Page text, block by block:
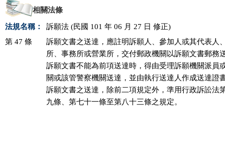
相關法條
法規名稱：
訴願法 (民國 101 年 06 月 27 日 修正)
第 47 條
訴願文書之送達，應註明訴願人、參加人或其代表人
所、事務所或營業所，交付郵政機關以訴願文書郵務
訴願文書不能為前項送達時，得由受理訴願機關派員
關或該管警察機關送達，並由執行送達人作成送達證
訴願文書之送達，除前二項規定外，準用行政訴訟法
九條、第七十一條至第八十三條之規定。